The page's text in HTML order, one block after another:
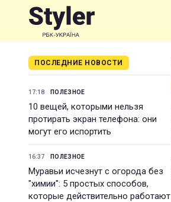
ПОСЛЕДНИЕ НОВОСТИ
17:18 ПОЛЕЗНОЕ
10 вещей, которыми нельзя
протирать экран телефона: они
могут его испортить
16:37 ПОЛЕЗНОЕ
Муравьи исчезнут с огорода без
"химии": 5 простых способов,
которые действительно работают